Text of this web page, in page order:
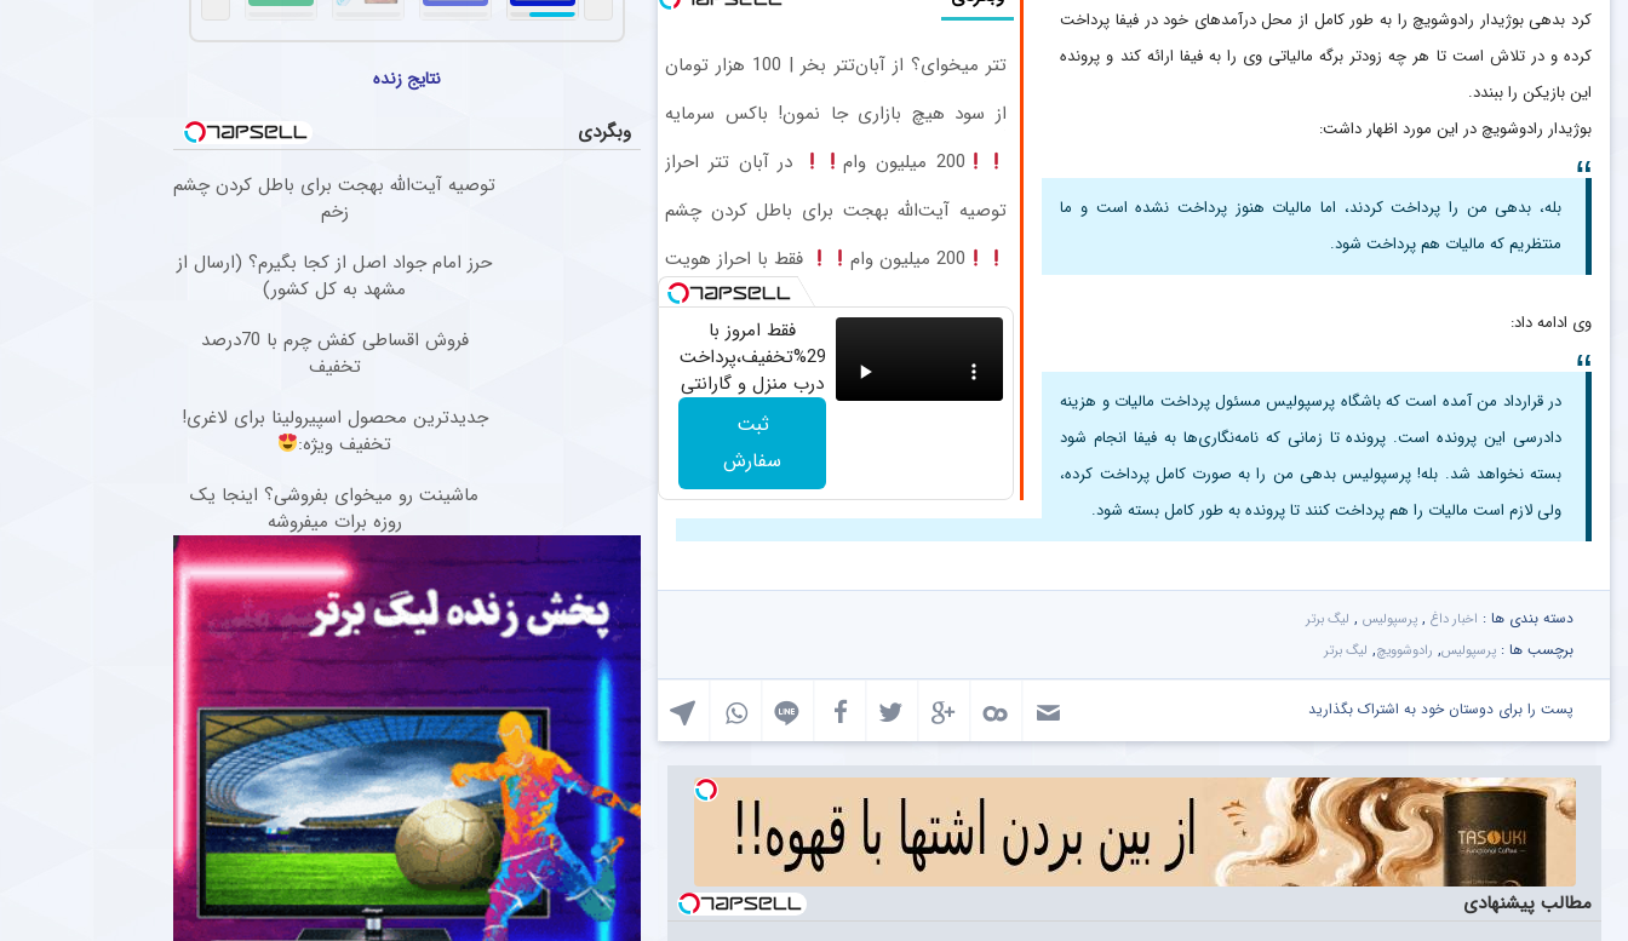
تتر میخوای؟ از آبان‌تتر بخر | 100 هزار تومان
از سود هیچ بازاری جا نمون! باکس سرمایه
200 میلیون وام
در آبان تتر احراز
توصیه آیت‌الله بهجت برای باطل کردن چشم
200 میلیون وام فقط با احراز هویت
فقط امروز با
29%تخفیف،پرداخت
درب منزل و گارانتی
وات بخر
ثبت
سفارش
کرد بدهی بوژیدار رادوشویچ را به طور کامل از محل درآمدهای خود در فیفا پرداخت
کرده و در تلاش است تا هر چه زودتر برگه مالیاتی وی را به فیفا ارائه کند و پرونده
این بازیکن را ببندد.
بوژیدار رادوشویچ در این مورد اظهار داشت:‌
بله، بدهی من را پرداخت کردند، اما مالیات هنوز پرداخت نشده است و ما
منتظریم که مالیات هم پرداخت شود.
وی ادامه داد:
در قرارداد من آمده است که باشگاه پرسپولیس مسئول پرداخت مالیات و هزینه
دادرسی این پرونده است. پرونده تا زمانی که نامه‌نگاری‌ها به فیفا انجام شود
بسته نخواهد شد. بله! پرسپولیس بدهی من را به صورت کامل پرداخت کرده،
ولی لازم است مالیات را هم پرداخت کنند تا پرونده به طور کامل بسته شود.
دسته بندی ها : اخبار داغ , پرسپولیس , لیگ برتر
برچسب ها : پرسپولیس, رادوشوویچ, لیگ برتر
پست را برای دوستان خود به اشتراک بگذارید
مطالب پیشنهادی
ژوائو کانسلو، مدافع پرتغالی الهلال، سرانجام پس از حدود یک ماه دوری، به باشگاه عربستانی بازگشت.
اتفاق تلخ برای استعداد برتر سرخپوشان ؛ فصل از دست رفت ؟ + عکس
یکی از بازیکنان آرسنال تنها چند روز مانده به آغاز فصل جدید فوتبال انگلیس، دچار مصدومیتی بسیار
خرید خبرساز استقلال تیم پیدا کرد
موسی جنپو، وینگر سابق استقلال، پس از جدایی از این تیم به پانتولیکوس یونان ملحق شد. او در
دست راست امیر قلعه نویی در ایتالیا آفتابی شد + عکس
آنتونیو گالیاردی مربی پیشین تیم ملی ایران، حالا یکی از اعضای کادر فنی روبرتو مانچینی در ایتالیا خواهد
نتایج زنده
وبگردی
توصیه آیت‌الله بهجت برای باطل کردن چشم
زخم
حرز امام جواد اصل از کجا بگیرم؟ (ارسال از
مشهد به کل کشور)
فروش اقساطی کفش چرم با 70درصد
تخفیف
جدیدترین محصول اسپیرولینا برای لاغری!
تخفیف ویژه:
ماشینت رو میخوای بفروشی؟ اینجا یک
روزه برات میفروشه